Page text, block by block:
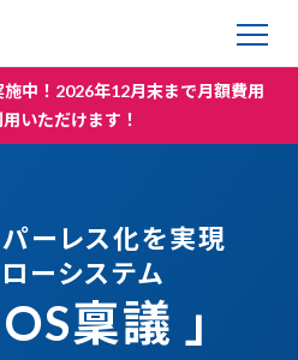
中！2026年12月末まで月額費用
いただけます！
ーレス化を実現
ーシステム
稟議 」